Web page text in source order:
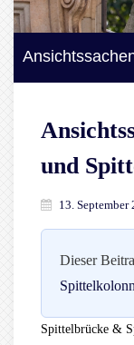
und
13. September
Dieser
Spittelbrücke &